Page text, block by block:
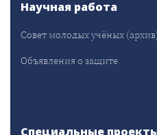
Научная работа
Совет молодых учёных
Объявления о защите
Специальные